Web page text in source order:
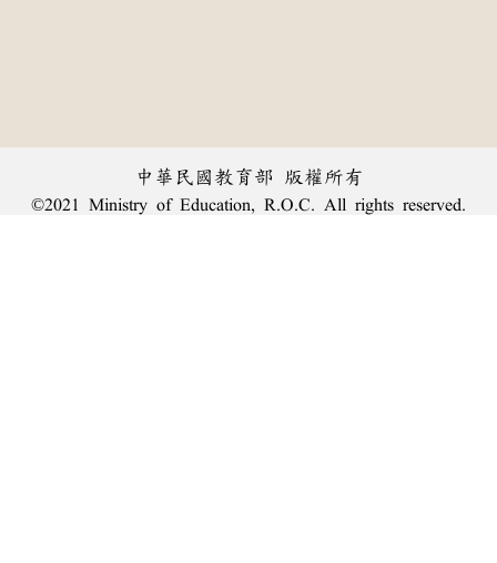
中華民國教育部 版權所有
©2021 Ministry of Education, R.O.C. All rights reserved.